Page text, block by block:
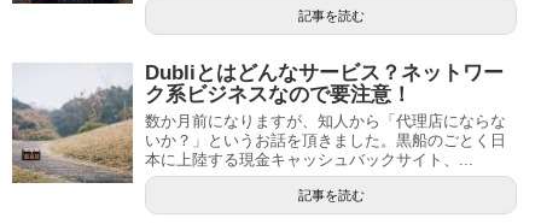
記事を読む
Dubliとはどんなサービス？ネットワー
ク系ビジネスなので要注意！
数か月前になりますが、知人から「代理店にならな
いか？」というお話を頂きました。黒船のごとく日
本に上陸する現金キャッシュバックサイト、...
記事を読む